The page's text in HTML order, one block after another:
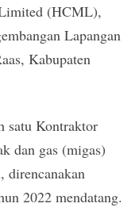
(HCML),
Lapangan
Kabupaten
satu Kontraktor
dan gas (migas)
direncanakan
2022 mendatang.